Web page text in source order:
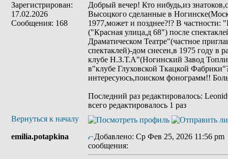
Зарегистрирован:
17.02.2026
Сообщения: 168
Добрый вечер! Кто нибудь,из
Высоцкого сделанные в
1977,может и позднее?!? В частности:
("Красная улица,д 68") после
Драматическом Театре"(частное
спектаклей)-дом снесен,в 1975 году в
клубе Н.З.Т.А"(Ногинский Завод
в"клубе Глуховской Ткацкой
интересуюсь,поиском фонограмм!!
Последний раз редактировалось:
всего редактировалось 1 раз
Вернуться к началу
emilia.potapkina Добавлено: Ср Фев 25, 2026 11:56 pm
сообщения: